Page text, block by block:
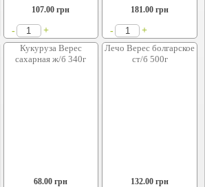
107.00 грн
- +
181.00 грн
-
+
Кукуруза Верес
сахарная ж/б 340г
68.00 грн
Лечо Верес болгарское
ст/б 500г
132.00 грн